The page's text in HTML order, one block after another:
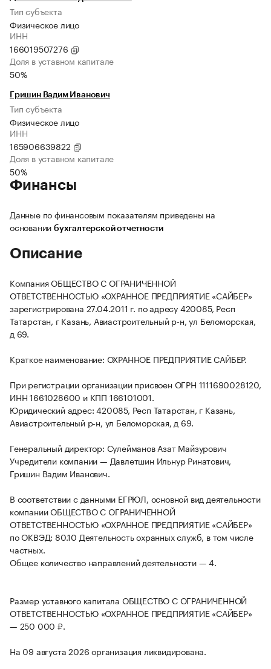
Тип субъекта
Физическое лицо
ИНН
166019507276
Доля в уставном капитале
50%
Гришин Вадим Иванович
Тип субъекта
Физическое лицо
ИНН
165906639822
Доля в уставном капитале
50%
Финансы
Данные по финансовым показателям приведены на
основании бухгалтерской отчетности
Описание
Компания ОБЩЕСТВО С ОГРАНИЧЕННОЙ
ОТВЕТСТВЕННОСТЬЮ «ОХРАННОЕ ПРЕДПРИЯТИЕ «САЙБЕР»
зарегистрирована 27.04.2011 г. по адресу 420085, Респ
Татарстан, г Казань, Авиастроительный р-н, ул Беломорская,
д 69.
Краткое наименование: ОХРАННОЕ ПРЕДПРИЯТИЕ САЙБЕР.
При регистрации организации присвоен ОГРН 1111690028120,
ИНН 1661028600 и КПП 166101001.
Юридический адрес: 420085, Респ Татарстан, г Казань,
Авиастроительный р-н, ул Беломорская, д 69.
Генеральный директор: Сулейманов Азат Майзурович
Учредители компании — Давлетшин Ильнур Ринатович,
Гришин Вадим Иванович.
В соответствии с данными ЕГРЮЛ, основной вид деятельности
компании ОБЩЕСТВО С ОГРАНИЧЕННОЙ
ОТВЕТСТВЕННОСТЬЮ «ОХРАННОЕ ПРЕДПРИЯТИЕ «САЙБЕР»
по ОКВЭД: 80.10 Деятельность охранных служб, в том числе
частных.
Общее количество направлений деятельности — 4.
Размер уставного капитала ОБЩЕСТВО С ОГРАНИЧЕННОЙ
ОТВЕТСТВЕННОСТЬЮ «ОХРАННОЕ ПРЕДПРИЯТИЕ «САЙБЕР»
— 250 000 ₽.
На 09 августа 2026 организация ликвидирована.